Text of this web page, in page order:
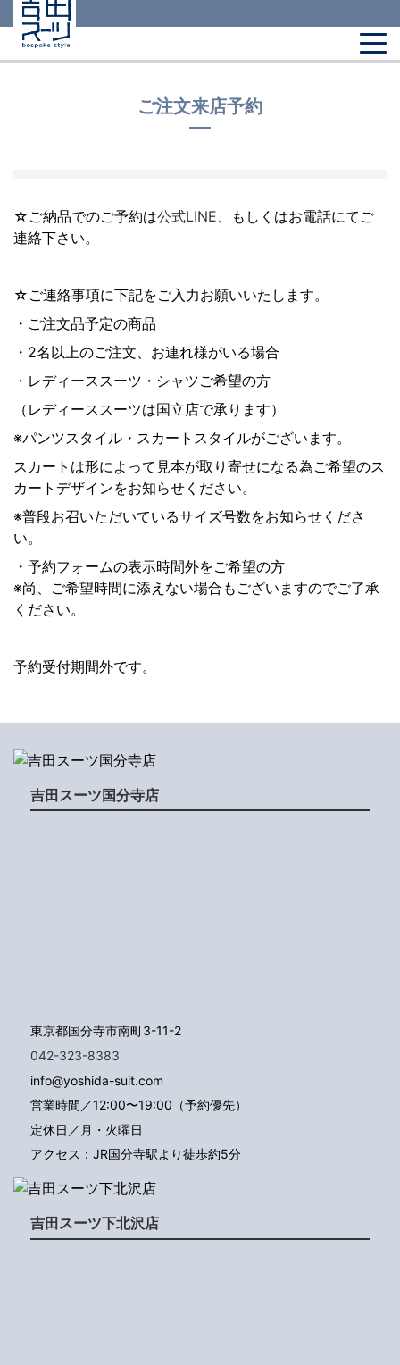
ご注文来店予約
☆ご納品でのご予約は公式LINE、もしくはお電話にてご
連絡下さい。
☆ご連絡事項に下記をご入力お願いいたします。
・ご注文品予定の商品
・2名以上のご注文、お連れ様がいる場合
・レディーススーツ・シャツご希望の方
（レディーススーツは国立店で承ります）
※パンツスタイル・スカートスタイルがございます。
スカートは形によって見本が取り寄せになる為ご希望のス
カートデザインをお知らせください。
※普段お召いただいているサイズ号数をお知らせくださ
い。
・予約フォームの表示時間外をご希望の方
※尚、ご希望時間に添えない場合もございますのでご了承
ください。
予約受付期間外です。
吉田スーツ国分寺店
東京都国分寺市南町3-11-2
042-323-8383
info@yoshida-suit.com
営業時間／12:00〜19:00（予約優先）
定休日／月・火曜日
アクセス：JR国分寺駅より徒歩約5分
吉田スーツ下北沢店